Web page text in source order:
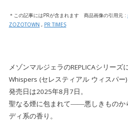
＊この記事にはPRが含まれます 商品画像の引用元 :
ZOZOTOWN , PR TIMES
メゾンマルジェラのREPLICAシリー
Whispers (セレスティアル ウィスパー)
発売日は2025年8月7日。
聖なる煙に包まれて――悪しきものか
ディ系の香り。